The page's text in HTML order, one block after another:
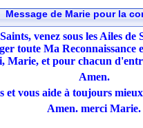
Message de Marie pour la
venez sous les Ailes
toute Ma
Marie, et pour chacun
Amen.
et vous aide à toujours
Amen. merci Marie.